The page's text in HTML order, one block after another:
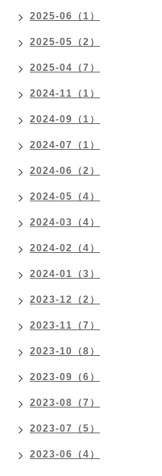
2025-06（1）
2025-05（2）
2025-04（7）
2024-11（1）
2024-09（1）
2024-07（1）
2024-06（2）
2024-05（4）
2024-03（4）
2024-02（4）
2024-01（3）
2023-12（2）
2023-11（7）
2023-10（8）
2023-09（6）
2023-08（7）
2023-07（5）
2023-06（4）